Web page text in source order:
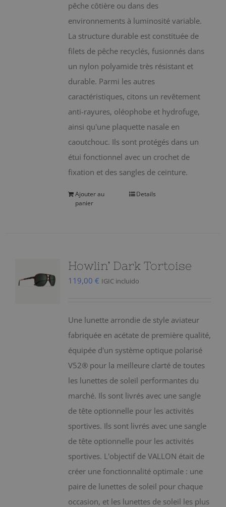
pêche côtière ou dans des
environnements à luminosité variable.
La structure durable est constituée de
filets de pêche recyclés, fusionnés dans
un nylon polyamide très résistant et
durable. Parmi les autres
caractéristiques, citons un revêtement
anti-rayures, oléophobe et hydrofuge,
ainsi qu'une plaquette nasale en
caoutchouc. Ils sont protégés dans un
étui fonctionnel avec un crochet de
fixation et des sangles de ceinture.
Ajouter au
panier
Details
Howlin’ Dark Tortoise
119,00 € IGIC incluido
Une lunette arrondie de style aviateur
fabriquée en acétate de première qualité,
équipée d'un système optique polarisé
V52® pour la meilleure clarté de toutes
les lunettes de soleil performantes du
marché. Ils sont livrés avec une sangle
de tête optionnelle pour les activités
sportives. Ils sont livrés avec une sangle
de tête optionnelle pour les activités
sportives. L'objectif de VALLON était de
créer une fonctionnalité optimale : une
paire de lunettes de soleil pour chaque
occasion, et les lunettes de soleil les plus